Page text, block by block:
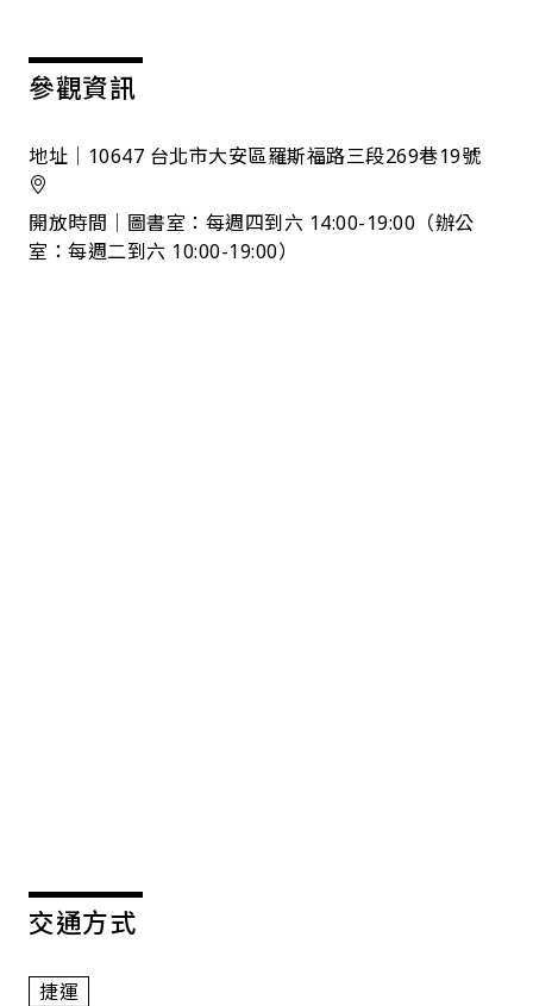
參觀資訊
地址│10647 台北市大安區羅斯福路三段269巷19號
開放時間│圖書室：每週四到六 14:00-19:00（辦公
室：每週二到六 10:00-19:00）
交通方式
捷運